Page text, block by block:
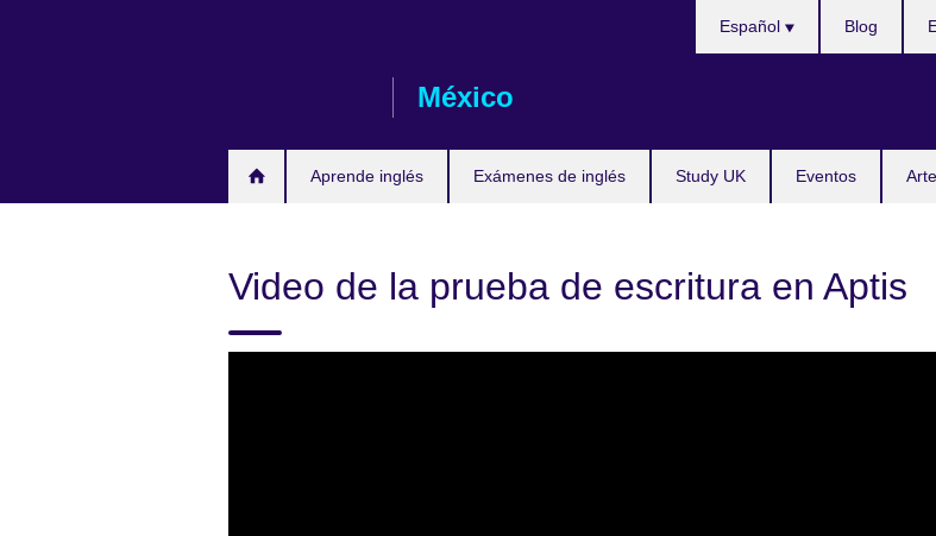
México
Aprende inglés Exámenes de inglés Study UK Eventos
Español Blog
Video de la prueba de escritura en Aptis